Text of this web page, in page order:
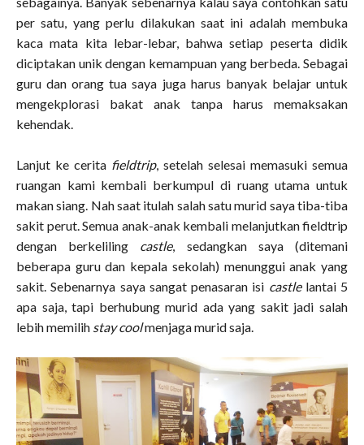
per satu, yang perlu dilakukan saat ini adalah membuka
kaca mata kita lebar-lebar, bahwa setiap peserta didik
diciptakan unik dengan kemampuan yang berbeda. Sebagai
guru dan orang tua saya juga harus banyak belajar untuk
mengekplorasi bakat anak tanpa harus memaksakan
kehendak.
Lanjut ke cerita fieldtrip, setelah selesai memasuki semua
ruangan kami kembali berkumpul di ruang utama untuk
makan siang. Nah saat itulah salah satu murid saya tiba-tiba
sakit perut. Semua anak-anak kembali melanjutkan fieldtrip
dengan berkeliling castle, sedangkan saya (ditemani
beberapa guru dan kepala sekolah) menunggui anak yang
sakit. Sebenarnya saya sangat penasaran isi castlelantai 5
apa saja, tapi berhubung murid ada yang sakit jadi salah
lebih memilih stay coolmenjaga murid saja.